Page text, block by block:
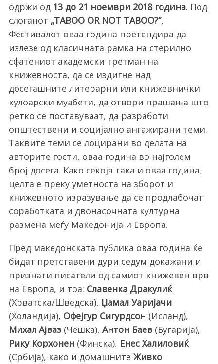
одржи од 13 до 21 ноември 2018 година. Под
слоганот „TABOO OR NOT TABOO?“,
Фестивалот оваа година претендира да
излезе од класичната рамка на стерилно
сфатениот академски третман на
книжевноста, да се издигне над
досегашните литерарни или книжевнички
кулоарски муабети, да отвори прашања што
ретко се поставуваат, да разработи
општествени и социјално ангажирани теми.
Таквите теми се лоцирани во делата на
авторите гости, оваа година во најголем
број досега. Како секоја така и оваа година,
целта е преку уметноста на зборот и
книжевното изразување да се продлабочат
соработката и двонасочната културна
размена меѓу Македонија и Европа.
Пред македонската публика оваа година ќе
бидат претставени дури седум докажани и
признати писатели од самиот книжевен врв
на Европа, и тоа: Славенка Дракулиќ
(Хрватска/Шведска), Џамал Уаријачи
(Холандија), Офејгур Сигурдсон (Исланд),
Михал Ајваз(Чешка), Антон Баев(Бугарија),
Рику Корхонен(Финска), Енес Халиловиќ
(Србија), како и домашните Живко